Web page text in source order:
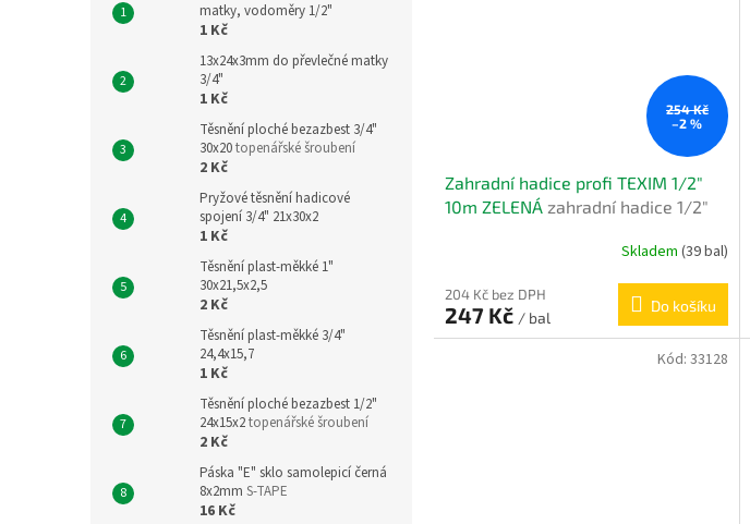
matky, vodoměry 1/2"
1 Kč
13x24x3mm do převlečné matky
3/4"
1 Kč
Těsnění ploché bezazbest 3/4"
30x20topenářské šroubení
2 Kč
Pryžové těsnění hadicové
spojení 3/4" 21x30x2
1 Kč
Těsnění plast-měkké 1"
30x21,5x2,5
2 Kč
Těsnění plast-měkké 3/4"
24,4x15,7
1 Kč
Těsnění ploché bezazbest 1/2"
24x15x2topenářské šroubení
2 Kč
Páska "E" sklo samolepicí černá
8x2mm S-TAPE
16 Kč
254 Kč
–2 %
Zahradní hadice profi TEXIM 1/2"
10m ZELENÁ zahradní hadice 1/2"
Skladem (39 bal)
204 Kč bez DPH
247 Kč / bal
Do košíku
Kód: 33128